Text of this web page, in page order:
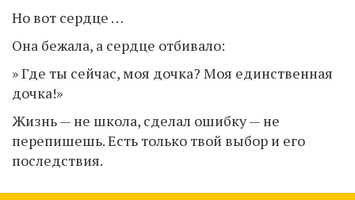
Но вот сердце …
Она бежала, а сердце отбивало:
» Где ты сейчас, моя дочка? Моя единственная
дочка!»
Жизнь — не школа, сделал ошибку — не
перепишешь. Есть только твой выбор и его
последствия.